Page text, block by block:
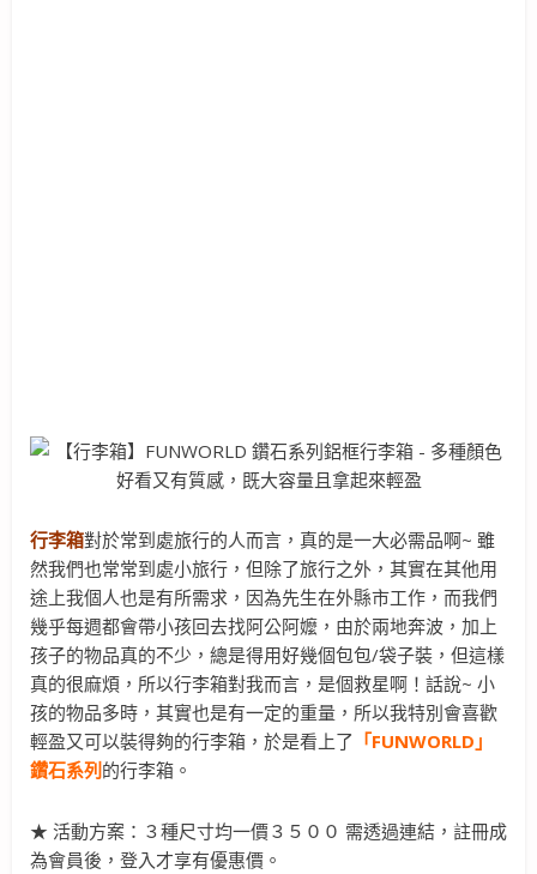
行李箱對於常到處旅行的人而言，真的是一大必需品啊~ 雖
然我們也常常到處小旅行，但除了旅行之外，其實在其他用
途上我個人也是有所需求，因為先生在外縣市工作，而我們
幾乎每週都會帶小孩回去找阿公阿嬤，由於兩地奔波，加上
孩子的物品真的不少，總是得用好幾個包包/袋子裝，但這樣
真的很麻煩，所以行李箱對我而言，是個救星啊！話說~ 小
孩的物品多時，其實也是有一定的重量，所以我特別會喜歡
輕盈又可以裝得夠的行李箱，於是看上了 「FUNWORLD」
鑽石系列 的行李箱。
★ 活動方案：３種尺寸均一價３５００ 需透過連結，註冊成
為會員後，登入才享有優惠價。